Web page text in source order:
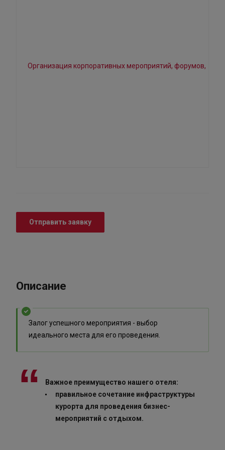
Отправить заявку
Описание
Залог успешного мероприятия - выбор
идеального места для его проведения.
Важное преимущество нашего отеля:
правильное сочетание инфраструктуры
курорта для проведения бизнес-
мероприятий с отдыхом.